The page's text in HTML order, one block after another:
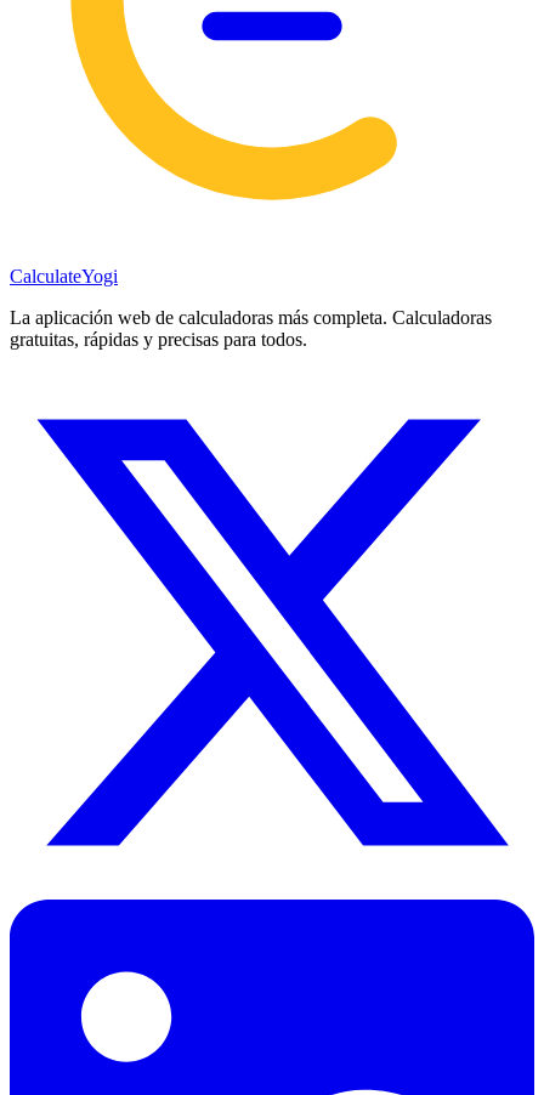
CalculateYogi
La aplicación web de calculadoras más completa. Calculadoras
gratuitas, rápidas y precisas para todos.